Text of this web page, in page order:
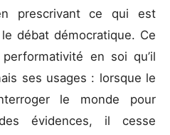
prescrivant ce qui est
débat démocratique. Ce
en soi qu’il
ses usages : lorsque le
le monde pour
évidences, il cesse